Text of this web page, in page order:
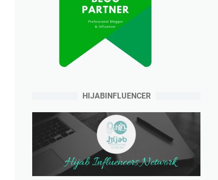
HIJABINFLUENCER